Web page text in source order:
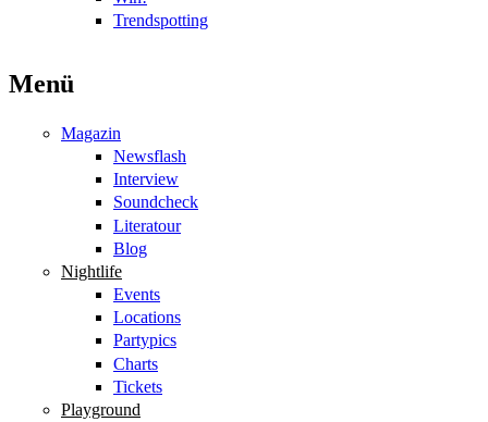
Trendspotting
Menü
Magazin
Newsflash
Interview
Soundcheck
Literatour
Blog
Nightlife
Events
Locations
Partypics
Charts
Tickets
Playground